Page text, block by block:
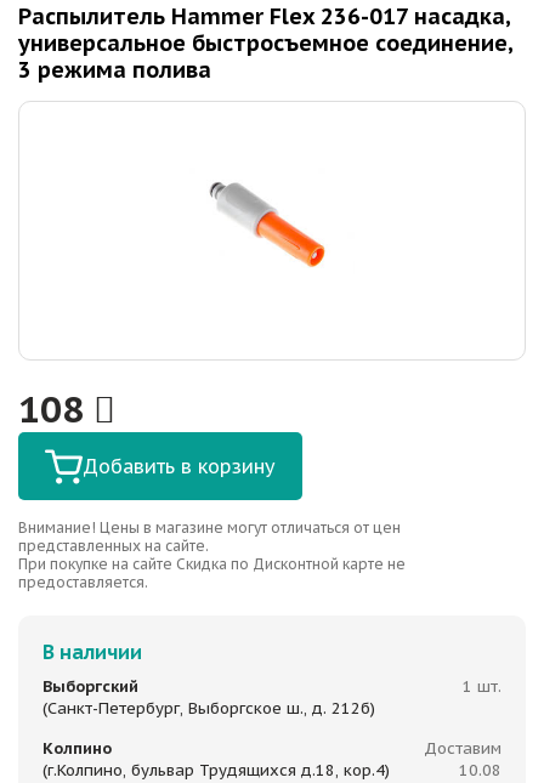
Распылитель Hammer Flex 236-017 насадка,
универсальное быстросъемное соединение,
3 режима полива
108
Добавить в корзину
Внимание! Цены в магазине могут отличаться от цен
представленных на сайте.
При покупке на сайте Скидка по Дисконтной карте не
предоставляется.
В наличии
Выборгский
(Санкт-Петербург, Выборгское ш., д. 212б)
1 шт.
Колпино
(г.Колпино, бульвар Трудящихся д.18, кор.4)
Доставим
10.08